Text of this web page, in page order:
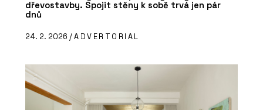
dřevostavby. Spojit stěny k sobě trvá jen pár
dnů
24. 2. 2026 /ADVERTORIAL